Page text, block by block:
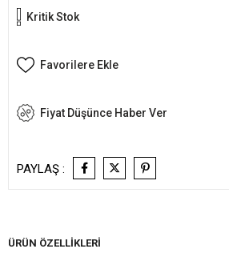
Kritik Stok
Favorilere Ekle
Fiyat Düşünce Haber Ver
PAYLAŞ :
ÜRÜN ÖZELLIKLERI